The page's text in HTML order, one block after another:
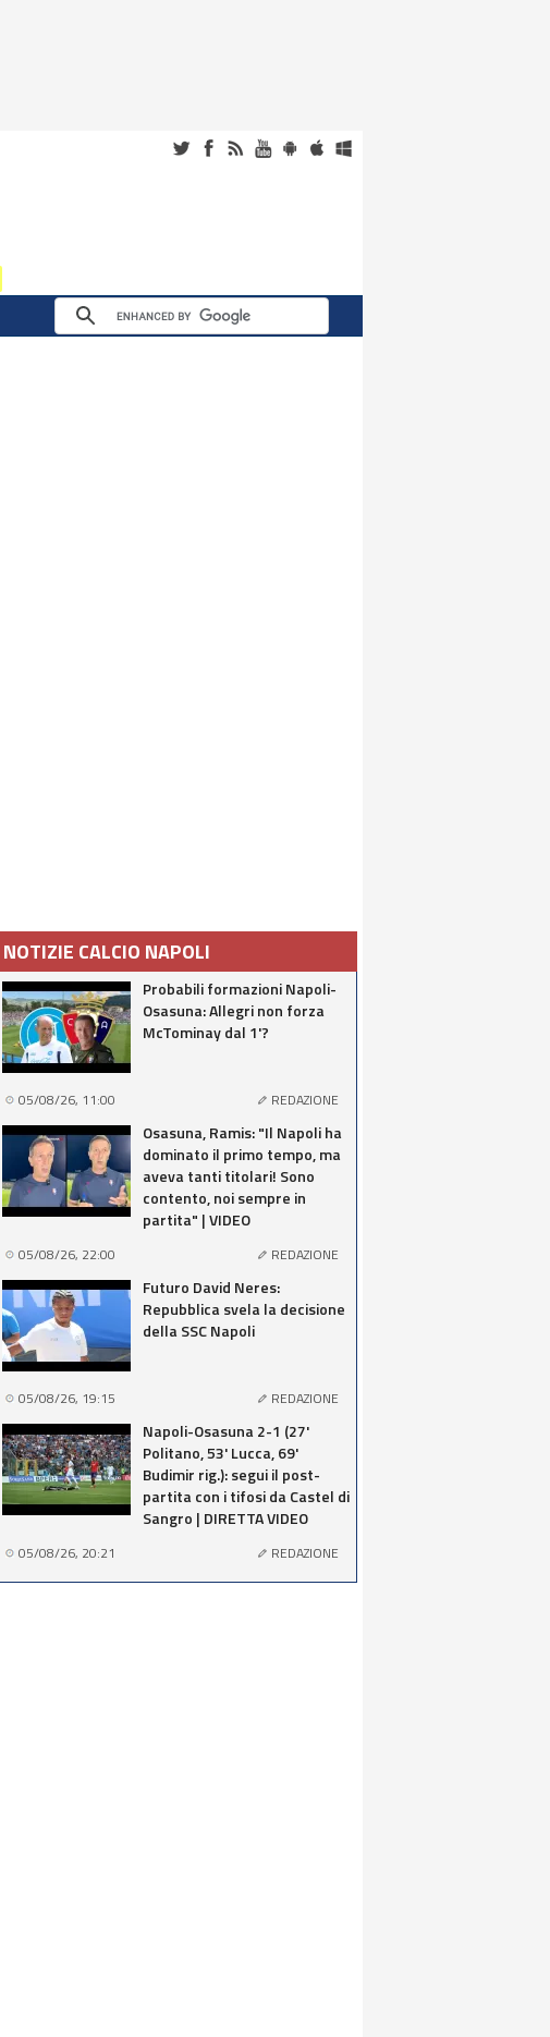
NOTIZIE CALCIO NAPOLI
Probabili formazioni Napoli-
Osasuna: Allegri non forza
McTominay dal 1'?
05/08/26, 11:00 REDAZIONE
Osasuna, Ramis: "Il Napoli ha
dominato il primo tempo, ma
aveva tanti titolari! Sono
contento, noi sempre in
partita" | VIDEO
05/08/26, 22:00 REDAZIONE
Futuro David Neres:
Repubblica svela la decisione
della SSC Napoli
05/08/26, 19:15 REDAZIONE
Napoli-Osasuna 2-1 (27'
Politano, 53' Lucca, 69'
Budimir rig.): segui il post-
partita con i tifosi da Castel di
Sangro | DIRETTA VIDEO
05/08/26, 20:21 REDAZIONE